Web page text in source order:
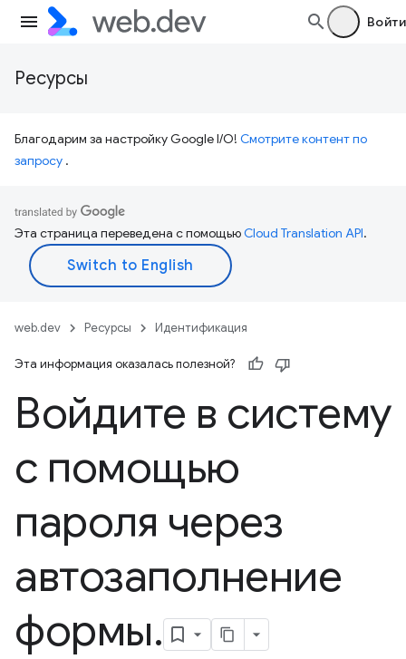
Войти
Ресурсы
Благодарим за настройку Google I/O! Смотрите контент по
запросу .
Эта страница переведена с помощьюCloud Translation API.
web.dev Ресурсы Идентификация
Эта информация оказалась полезной?
Войдите в систему
с помощью
пароля через
автозаполнение
формы.